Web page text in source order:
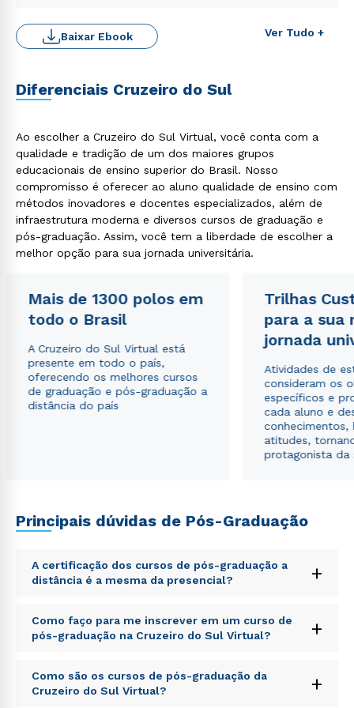
Ver Tudo +
Baixar Ebook
Diferenciais Cruzeiro do Sul
Ao escolher a Cruzeiro do Sul Virtual, você conta com a
qualidade e tradição de um dos maiores grupos
educacionais de ensino superior do Brasil. Nosso
compromisso é oferecer ao aluno qualidade de ensino com
métodos inovadores e docentes especializados, além de
infraestrutura moderna e diversos cursos de graduação e
pós-graduação. Assim, você tem a liberdade de escolher a
melhor opção para sua jornada universitária.
Mais de 1300 polos em
todo o Brasil
A Cruzeiro do Sul Virtual está
presente em todo o país,
oferecendo os melhores cursos
de graduação e pós-graduação a
distância do país
Trilhas
para a sua
jornada
Atividades de
consideram os
específicos e
cada aluno e
conhecimentos,
atitudes,
protagonista da
Principais dúvidas de Pós-Graduação
A certificação dos cursos de pós-graduação a
distância é a mesma da presencial?
+
Sed ut perspiciatis unde omnis iste natus error sit
voluptatem accusantium doloremque laudantium,
totam rem aperiam, eaque ipsa quae ab illo inventore
explicabo. Nemo enim ipsam voluptatem quia
voluptas sit aspernatur aut odit aut fugit, sed quia
Como faço para me inscrever em um curso de
pós-graduação na Cruzeiro do Sul Virtual?
+
Sed ut perspiciatis unde omnis iste natus error sit
voluptatem accusantium doloremque laudantium,
Como são os cursos de pós-graduação da
Cruzeiro do Sul Virtual?
+
Rápido e fácil
WhatsApp
Estou de acordo com aPolítica de Privacidade.e
autorizo que meus dados sejam utilizados para o